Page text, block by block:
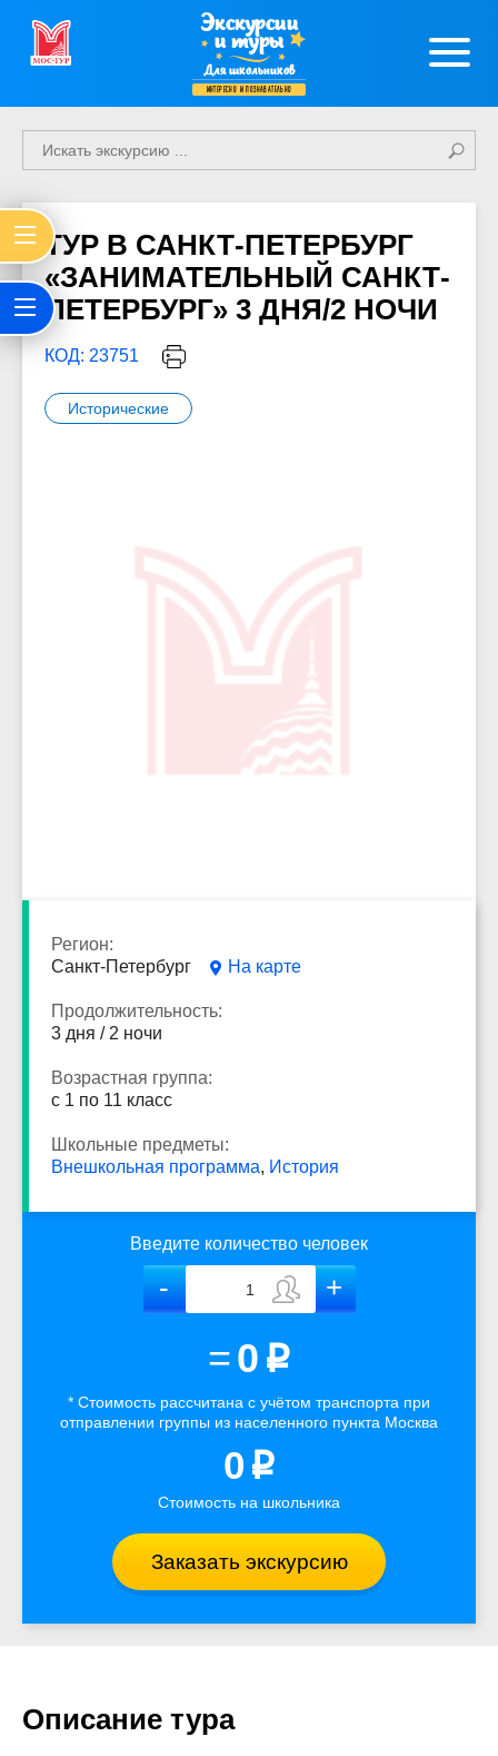
Экскурсии
и туры
Для школьников
интересно и познавательно
ТУР В САНКТ-ПЕТЕРБУРГ
«ЗАНИМАТЕЛЬНЫЙ САНКТ-
ПЕТЕРБУРГ» 3 ДНЯ/2 НОЧИ
КОД: 23751
Исторические
Регион:
Санкт-Петербург
На карте
Продолжительность:
3 дня / 2 ночи
Возрастная группа:
с 1 по 11 класс
Школьные предметы:
Внешкольная программа, История
Введите количество человек
=0 p
* Стоимость рассчитана с учётом транспорта при
отправлении группы из населенного пункта Москва
0 p
Стоимость на школьника
Заказать экскурсию
Описание тура